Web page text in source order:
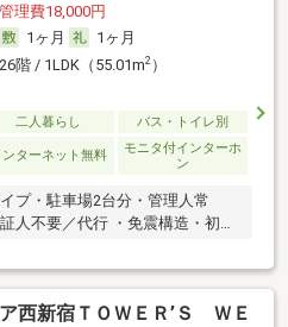
管理費18,000円
1ヶ月
1ヶ月
26階 / 1LDK（55.01m2）
二人暮らし バス・トイレ別
ンターネット無料
モニタ付インターホ
ン
プ・駐車場2台分・管理人常
人不要／代行 ・免震構造・初期
西新宿ＴＯＷＥＲ’Ｓ ＷＥ